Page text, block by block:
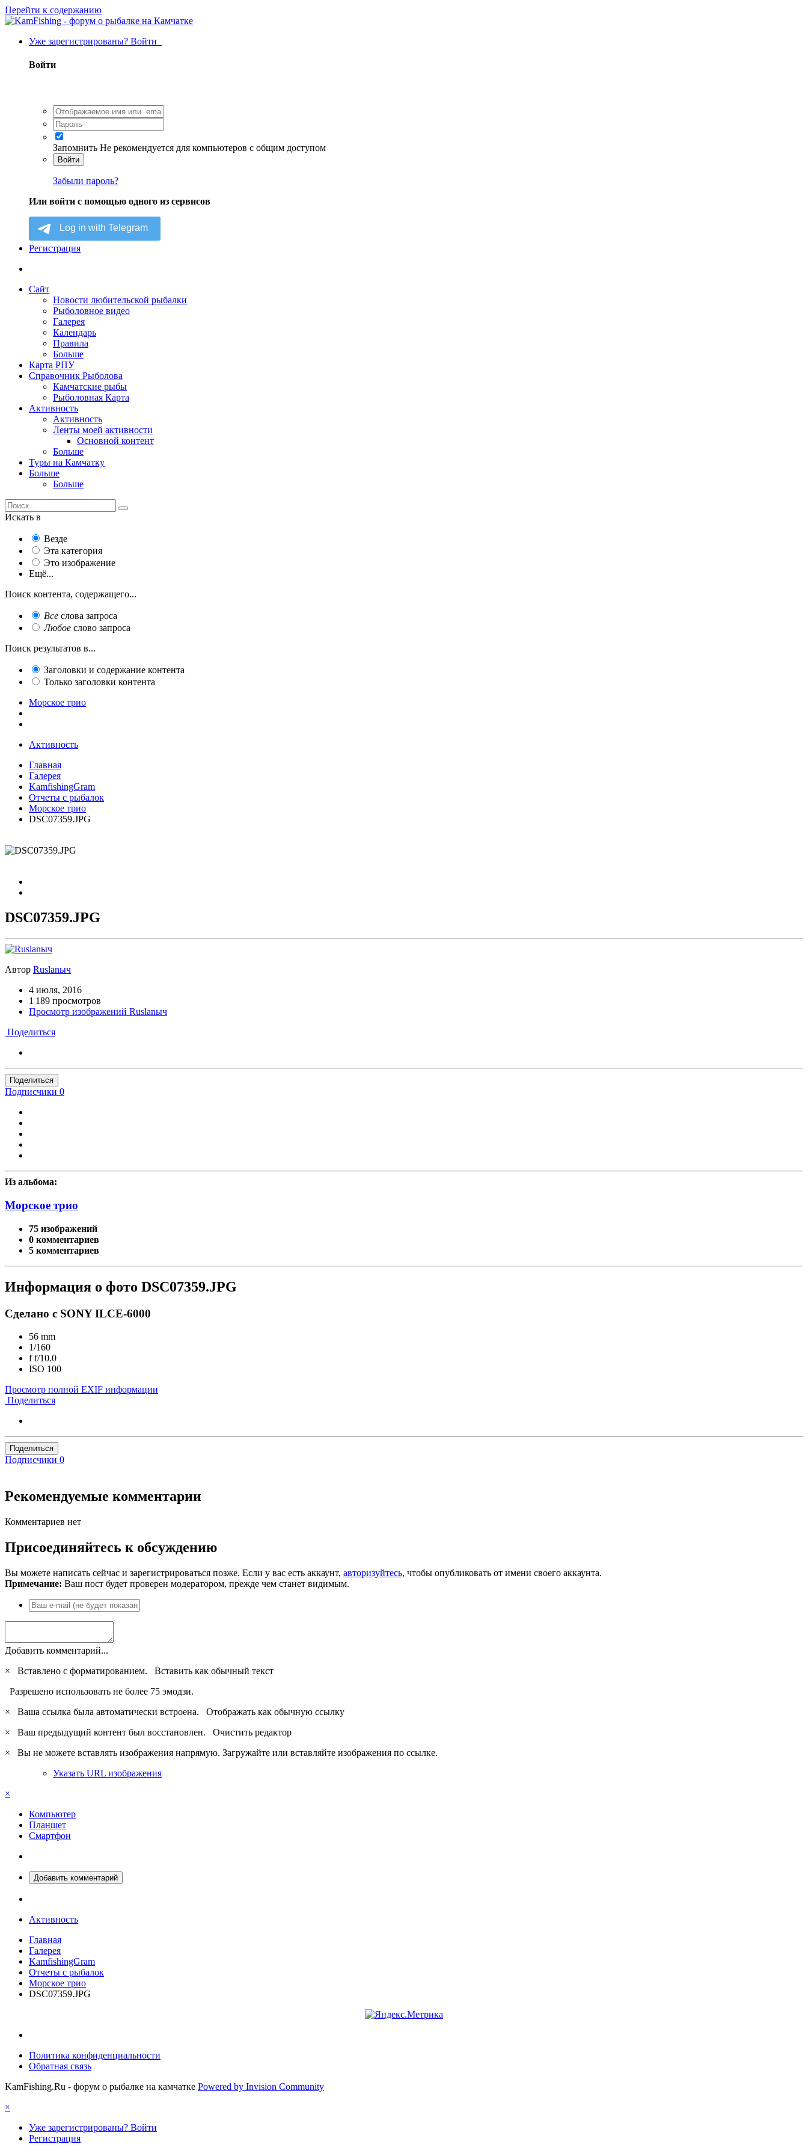
Перейти к содержанию
Уже зарегистрированы? Войти
Войти
Запомнить Не рекомендуется для компьютеров с общим доступом
Войти
Забыли пароль?
Или войти с помощью одного из сервисов
Регистрация
Сайт
Новости любительской рыбалки
Рыболовное видео
Галерея
Календарь
Правила
Больше
Карта РПУ
Справочник Рыболова
Камчатские рыбы
Рыболовная Карта
Активность
Активность
Ленты моей активности
Основной контент
Больше
Туры на Камчатку
Больше
Больше
Искать в
Везде
Эта категория
Это изображение
Ещё...
Поиск контента, содержащего...
Все слова запроса
Любое слово запроса
Поиск результатов в...
Заголовки и содержание контента
Только заголовки контента
Морское трио
Активность
Главная
Галерея
KamfishingGram
Отчеты с рыбалок
Морское трио
DSC07359.JPG
DSC07359.JPG
Автор Ruslanыч
4 июля, 2016
1 189 просмотров
Просмотр изображений Ruslanыч
Поделиться
Поделиться
Подписчики 0
Из альбома:
Морское трио
75 изображений
0 комментариев
5 комментариев
Информация о фото DSC07359.JPG
Сделано с SONY ILCE-6000
56 mm
1/160
ff/10.0
ISO 100
Просмотр полной EXIF информации
Поделиться
Поделиться
Подписчики 0
Рекомендуемые комментарии
Комментариев нет
Присоединяйтесь к обсуждению
Вы можете написать сейчас и зарегистрироваться позже. Если у вас есть аккаунт, авторизуйтесь, чтобы опубликовать от имени своего аккаунта.
Примечание: Ваш пост будет проверен модератором, прежде чем станет видимым.
Добавить комментарий...
×
Вставлено с форматированием. Вставить как обычный текст
Разрешено использовать не более 75 эмодзи.
×
Ваша ссылка была автоматически встроена. Отображать как обычную ссылку
×
Ваш предыдущий контент был восстановлен. Очистить редактор
×
Вы не можете вставлять изображения напрямую. Загружайте или вставляйте изображения по ссылке.
Указать URL изображения
×
Компьютер
Планшет
Смартфон
Добавить комментарий
Активность
Главная
Галерея
KamfishingGram
Отчеты с рыбалок
Морское трио
DSC07359.JPG
Политика конфиденциальности
Обратная связь
KamFishing.Ru - форум о рыбалке на камчатке Powered by Invision Community
×
Уже зарегистрированы? Войти
Регистрация